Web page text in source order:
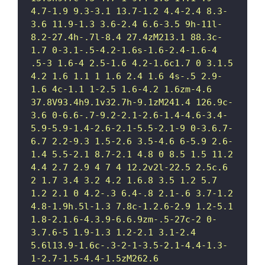
4.7-1.9 9.3-3.1 13.7-1.2 4.4-2.4 8.3-
3.6 11.9-1.3 3.6-2.4 6.6-3.5 9h-11l-
8.2-27.4h-.7l-8.4 27.4zM213.1 88.3c-
1.7 0-3.1-.5-4.2-1.6s-1.6-2.4-1.6-4
.5-3 1.6-4 2.5-1.6 4.2-1.6c1.7 0 3.1.5
4.2 1.6 1.1 1 1.6 2.4 1.6 4s-.5 2.9-
1.6 4c-1.1 1-2.5 1.6-4.2 1.6zm-4.6
37.8V93.4h9.1v32.7h-9.1zM241.4 126.9c-
3.6 0-6.6-.7-9.2-2.1-2.6-1.4-4.6-3.4-
5.9-5.9-1.4-2.6-2.1-5.5-2.1-9 0-3.6.7-
6.7 2.2-9.3 1.5-2.6 3.5-4.6 6-5.9 2.6-
1.4 5.5-2.1 8.7-2.1 4.8 0 8.5 1.5 11.2
4.4 2.7 2.9 4 7 4 12.2v2l-22.5 2.5c.6
2 1.7 3.4 3.2 4.2 1.6.8 3.5 1.2 5.7
1.2 2.1 0 4.2-.3 6.4-.8 2.1-.6 3.7-1.2
4.8-1.9h.5l-1.3 7.8c-1.2.6-2.9 1.2-5.1
1.8-2.1.6-4.3.9-6.6.9zm-.5-27c-2 0-
3.7.6-5 1.9-1.3 1.2-2.1 3.1-2.4
5.6l13.9-1.6c-.3-2-1-3.5-2.1-4.4-1.3-
1-2.7-1.5-4.4-1.5zM262.6